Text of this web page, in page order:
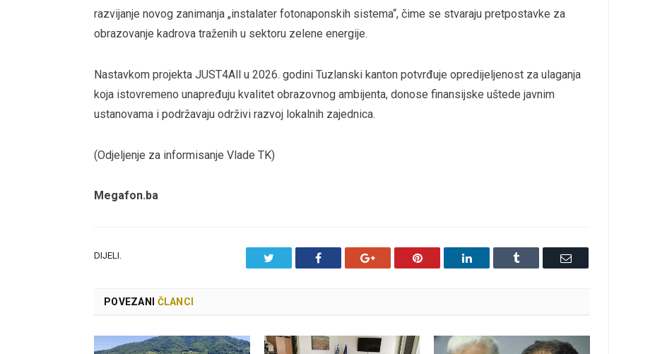
razvijanje novog zanimanja „instalater fotonaponskih sistema“, čime se stvaraju pretpostavke za
obrazovanje kadrova traženih u sektoru zelene energije.
Nastavkom projekta JUST4All u 2026. godini Tuzlanski kanton potvrđuje opredijeljenost za ulaganja
koja istovremeno unapređuju kvalitet obrazovnog ambijenta, donose finansijske uštede javnim
ustanovama i podržavaju održivi razvoj lokalnih zajednica.
(Odjeljenje za informisanje Vlade TK)
Megafon.ba
DIJELI. Facebook Google+ Pinterest LinkedIn Tumblr Email
POVEZANI ČLANCI